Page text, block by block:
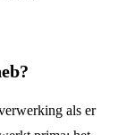
als er